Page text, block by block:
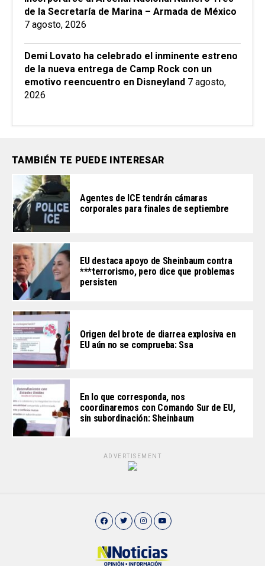
de la Secretaría de Marina – Armada de México
7 agosto, 2026
Demi Lovato ha celebrado el inminente estreno
de la nueva entrega de Camp Rock con un
emotivo reencuentro en Disneyland 7 agosto,
2026
TAMBIÉN TE PUEDE INTERESAR
Agentes de ICE tendrán cámaras
corporales para finales de septiembre
EU destaca apoyo de Sheinbaum contra
***terrorismo, pero dice que problemas
persisten
Origen del brote de diarrea explosiva en
EU aún no se comprueba: Ssa
En lo que corresponda, nos
coordinaremos con Comando Sur de EU,
sin subordinación: Sheinbaum
ADVERTISEMENT